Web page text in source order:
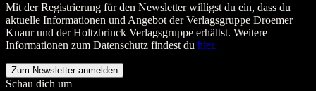
Mit der Registrierung für den Newsletter willigst du ein, dass du
aktuelle Informationen und Angebot der Verlagsgruppe Droemer
Knaur und der Holtzbrinck Verlagsgruppe erhältst. Weitere
Informationen zum Datenschutz findest du hier.
Schau dich um